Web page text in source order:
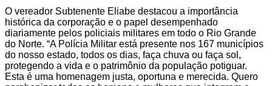
O vereador Subtenente Eliabe destacou a importância
histórica da corporação e o papel desempenhado
diariamente pelos policiais militares em todo o Rio Grande
do Norte. “A Polícia Militar está presente nos 167 municípios
do nosso estado, todos os dias, faça chuva ou faça sol,
protegendo a vida e o patrimônio da população potiguar.
Esta é uma homenagem justa, oportuna e merecida. Quero